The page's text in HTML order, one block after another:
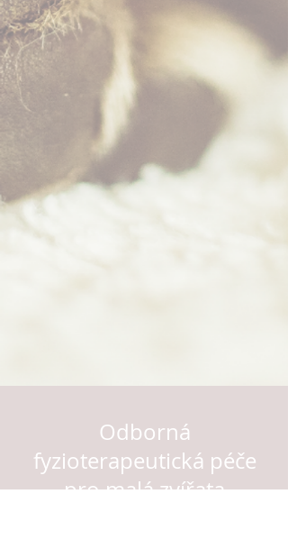
Odborná
fyzioterapeutická péče
pro malá zvířata